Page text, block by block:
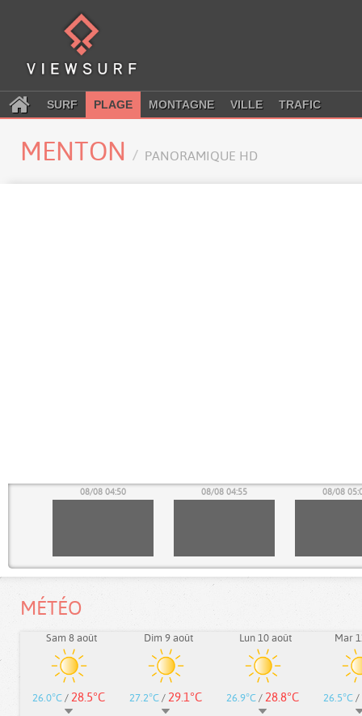
SURF PLAGE MONTAGNE VILLE TRAFIC
MENTON PANORAMIQUE HD
08/08 04:50 08/08 04:55 08/08
MÉTÉO
Sam 8 août
26.0°C / 28.5°C
Dim 9 août
27.2°C / 29.1°C
Lun 10 août
26.9°C / 28.8°C
Mar
26.5°C /